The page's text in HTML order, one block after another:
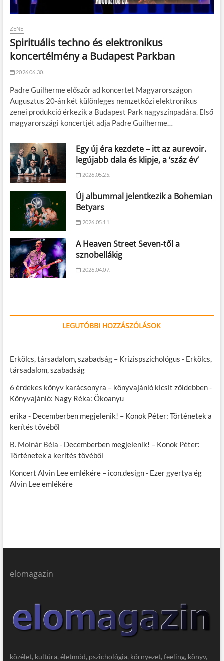
ZENE
Spirituális techno és elektronikus
koncertélmény a Budapest Parkban
2026.06.30.
Padre Guilherme először ad koncertet Magyarországon
Augusztus 20-án két különleges nemzetközi elektronikus
zenei produkció érkezik a Budapest Park nagyszínpadára. Első
magyarországi koncertjét adja Padre Guilherme…
Egy új éra kezdete – itt az aurevoir.
legújabb dala és klipje, a ‘száz év’
2026.05.25.
Új albummal jelentkezik a Bohemian
Betyars
2026.05.11.
A Heaven Street Seven-től a
sznobellákig
2026.04.07.
LEGUTÓBBI HOZZÁSZÓLÁSOK
Erkölcs, társadalom, szabadság – Krízispszichológus - Erkölcs,
társadalom, szabadság
6 érdekes könyv karácsonyra – könyvajánló kicsit zöldebben-
Könyvajánló: Nagy Réka: Ökoanyu
erika - Decemberben megjelenik! – Konok Péter: Történetek a
kerítés tövéből
B. Molnár Béla - Decemberben megjelenik! – Konok Péter:
Történetek a kerítés tövéből
Koncert Alvin Lee emlékére – icon.design- Ezer gyertya ég
Alvin Lee emlékére
elomagazin
közélet, kultúra, életmód, pszichológia, környezet, feeling, könyv,